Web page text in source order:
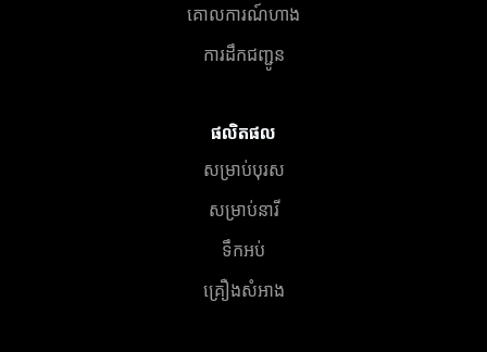
គោលការណ៍ហាង
ការដឹកជញ្ជូន
ផលិតផល
សម្រាប់បុរស
សម្រាប់នារី
ទឹកអប់
គ្រឿងសំអាង